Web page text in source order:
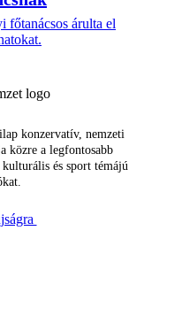
főtanácsos árulta el
konzervatív, nemzeti
közre a legfontosabb
és sport témájú